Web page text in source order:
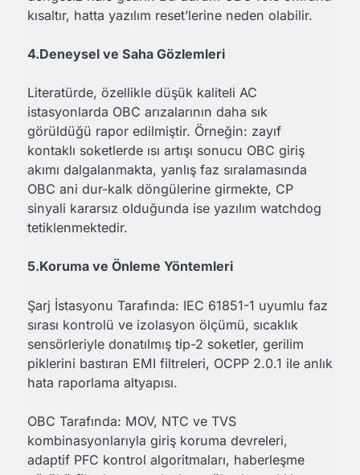
kısaltır, hatta yazılım reset’lerine neden olabilir.
4.Deneysel ve Saha Gözlemleri
Literatürde, özellikle düşük kaliteli AC
istasyonlarda OBC arızalarının daha sık
görüldüğü rapor edilmiştir. Örneğin: zayıf
kontaklı soketlerde ısı artışı sonucu OBC giriş
akımı dalgalanmakta, yanlış faz sıralamasında
OBC ani dur-kalk döngülerine girmekte, CP
sinyali kararsız olduğunda ise yazılım watchdog
tetiklenmektedir.
5.Koruma ve Önleme Yöntemleri
Şarj İstasyonu Tarafında: IEC 61851-1 uyumlu faz
sırası kontrolü ve izolasyon ölçümü, sıcaklık
sensörleriyle donatılmış tip-2 soketler, gerilim
piklerini bastıran EMI filtreleri, OCPP 2.0.1 ile anlık
hata raporlama altyapısı.
OBC Tarafında: MOV, NTC ve TVS
kombinasyonlarıyla giriş koruma devreleri,
adaptif PFC kontrol algoritmaları, haberleşme